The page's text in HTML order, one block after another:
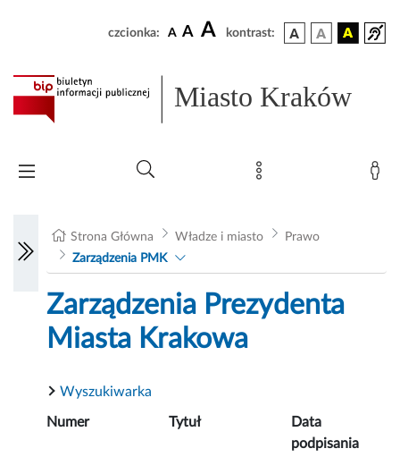
czcionka: A A A kontrast:
Miasto Kraków
Strona Główna Władze i miasto
Prawo
Zarządzenia PMK
Zarządzenia Prezydenta
Miasta Krakowa
Wyszukiwarka
Numer Tytuł
Data
podpisania